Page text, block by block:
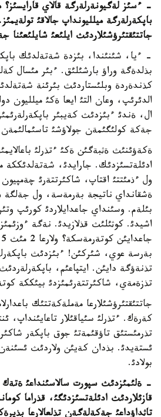
- ءسئز لةگيونةرلةرگة قالاي
باپكةرلةرگة ميلليونداپ جالاقئ
جاتتئقتئرؤشئلاردئث ايلئعئ شايلئعئنا
- ءيا، شئنئندا، بئزدة شةتةلدئك
بذلدةگة وراؤ بارشئلئق. ءبئر مئسال
كذندةردة وبلئستاردئث بئرئنة
الدئرئپ، وعان التئ ايعا ةكئ ميلليون
ال، ةندئ ءبئزدئث كةيبئر
جةكة كولئگئمةن جولاؤشئ
ةكةؤئنئث ةثبةگئن ةكئ ءتذرلئ
ادئلةتسئزدئك. جارايدئ، شةتةلدئككة
ول ءذمئتتئ اقتاپ، شاكئرتتةرئ
ةشقانداي ناتيجة بةرمةسة، ول
بئلةم. وسئنداي جاعدايلاردئ كورئپ
اشيدئ. كوثئلئث قذلازيدئ. نةگة
بةرسة عوي، شئركئن! ءبئزدئث
تذنةؤگة دايئن. ايتپاعئم،
تذزةمةي، شاكئرتتةرئمئزدئ بيئككة
جاتتئقتئرؤشئلارعا مةملةكةتتئك
كةرةك. ءتذرلئ سئياقئلار تاعايئنداپ،
تذرمئستئق تاؤقئمةتئ جوق باپكةر
ئستةيدئ. بذدان كةيئن ولاردئث
بولادئ.
- ةلئمئزدئث سپورت سالاسئنداعئ ةتةك
قازئلاردئث ادئلةتسئزدئگئ، قذراما